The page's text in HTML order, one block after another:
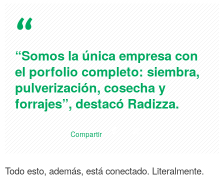
“Somos la única empresa con
el porfolio completo: siembra,
pulverización, cosecha y
forrajes”, destacó Radizza.
Compartir
Todo esto, además, está conectado. Literalmente.